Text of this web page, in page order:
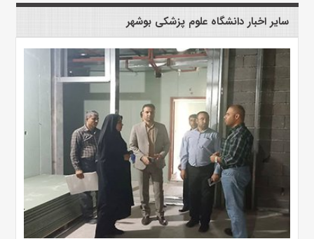
سایر اخبار دانشگاه علوم پزشکی بوشهر